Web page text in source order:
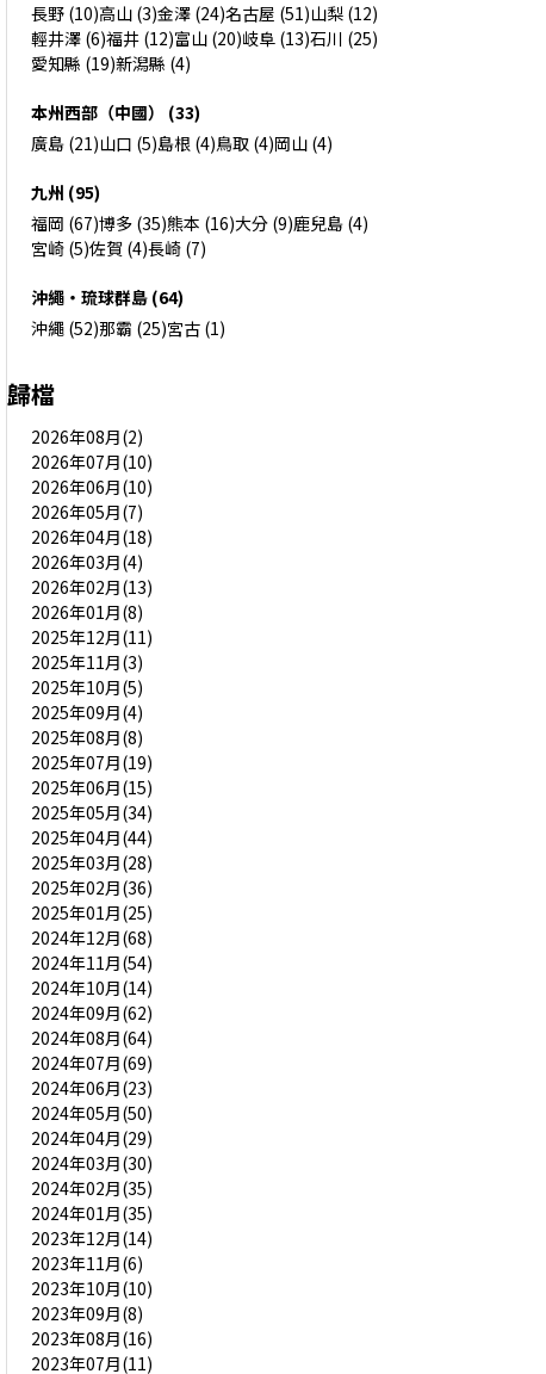
長野 (10)高山 (3)金澤 (24)名古屋 (51)山梨 (12)
輕井澤 (6)福井 (12)富山 (20)岐阜 (13)石川 (25)
愛知縣 (19)新潟縣 (4)
本州西部（中國） (33)
廣島 (21)山口 (5)島根 (4)鳥取 (4)岡山 (4)
九州 (95)
福岡 (67)博多 (35)熊本 (16)大分 (9)鹿兒島 (4)
宮崎 (5)佐賀 (4)長崎 (7)
沖繩・琉球群島 (64)
沖繩 (52)那霸 (25)宮古 (1)
歸檔
2026年08月(2)
2026年07月(10)
2026年06月(10)
2026年05月(7)
2026年04月(18)
2026年03月(4)
2026年02月(13)
2026年01月(8)
2025年12月(11)
2025年11月(3)
2025年10月(5)
2025年09月(4)
2025年08月(8)
2025年07月(19)
2025年06月(15)
2025年05月(34)
2025年04月(44)
2025年03月(28)
2025年02月(36)
2025年01月(25)
2024年12月(68)
2024年11月(54)
2024年10月(14)
2024年09月(62)
2024年08月(64)
2024年07月(69)
2024年06月(23)
2024年05月(50)
2024年04月(29)
2024年03月(30)
2024年02月(35)
2024年01月(35)
2023年12月(14)
2023年11月(6)
2023年10月(10)
2023年09月(8)
2023年08月(16)
2023年07月(11)